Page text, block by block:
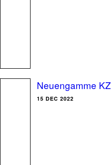
Neuengamme KZ
15 DEC 2022